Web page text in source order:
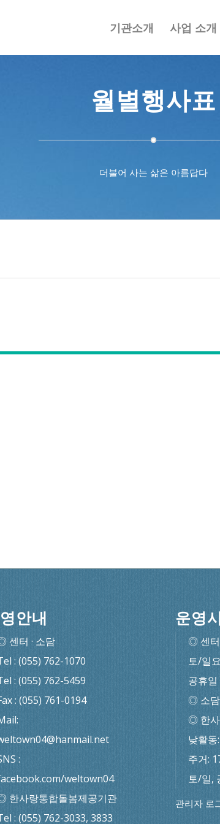
기관소개 사업 소개
월별행사표
더불어 사는 삶은 아름답다
안내
센터 · 소담
: (055) 762-1070
: (055) 762-5459
: (055) 761-0194
:
weltown04
한사랑통합돌봄제공기관
: (055) 762-3033, 3833
운영
◎ 센터
토/일
공휴
◎ 소담
◎ 한사
낮활
주거:
토/일,
관리자 로